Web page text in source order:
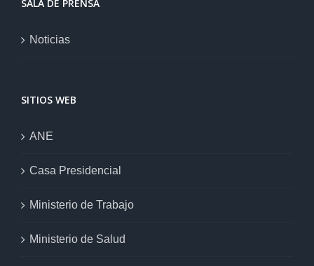
SALA DE PRENSA
Noticias
SITIOS WEB
ANE
Casa Presidencial
Ministerio de Trabajo
Ministerio de Salud